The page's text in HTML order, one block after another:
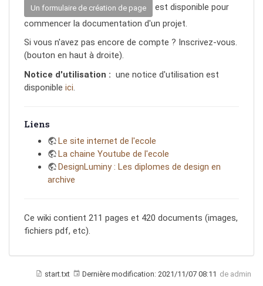
Un formulaire de création de page
est disponible pour
commencer la documentation d'un projet.
Si vous n'avez pas encore de compte ? Inscrivez-vous.
(bouton en haut à droite).
Notice d'utilisation : une notice d'utilisation est
disponible ici.
Liens
Le site internet de l'ecole
La chaine Youtube de l'ecole
DesignLuminy : Les diplomes de design en
archive
Ce wiki contient 211 pages et 420 documents (images,
fichiers pdf, etc).
start.txt Dernière modification: 2021/11/07 08:11 de admin